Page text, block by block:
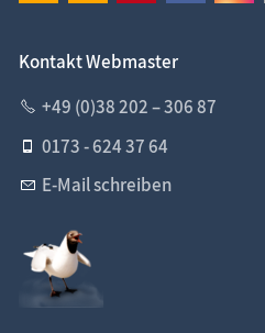
Kontakt Webmaster
+49 (0)38 202 – 306 87
0173 - 624 37 64
E-Mail schreiben